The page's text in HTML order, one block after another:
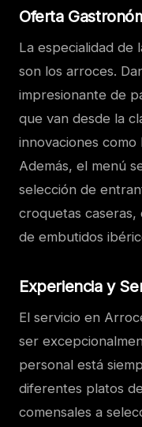
Oferta
La especialidad de
son los arroces.
impresionante de
que van desde la
innovaciones
Además, el menú
selección de
croquetas caseras,
de embutidos
Experiencia y
El servicio en
ser
personal está
diferentes platos
comensales a